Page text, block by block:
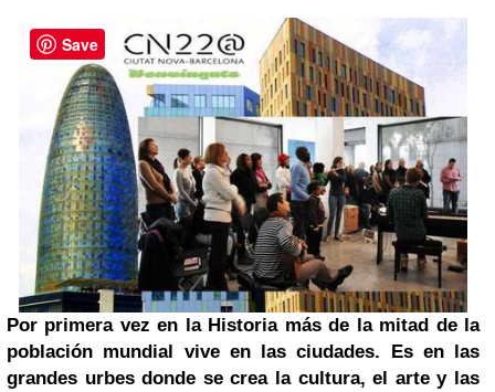
Por primera vez en la Historia más de la mitad de la
población mundial vive en las ciudades. Es en las
grandes urbes donde se crea la cultura, el arte y las
Save